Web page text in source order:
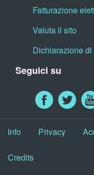
Fatturazione
Valuta il sito
Dichiarazione
Seguici su
Info Privacy
Credits